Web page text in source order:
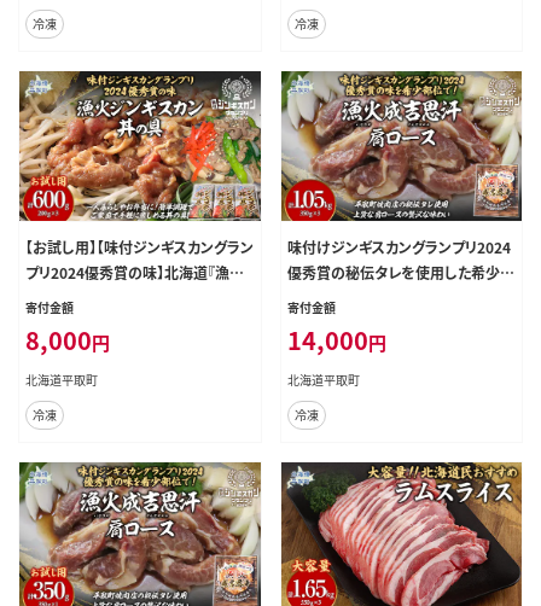
冷凍
冷凍
【お試し用】【味付ジンギスカングラン
プリ2024優秀賞の味】北海道『漁火
ジンギスカン丼の具』調理簡単！一人
パック BRTI025
寄付金額
8,000円
北海道平取町
冷凍
味付けジンギスカングランプリ2024
優秀賞の秘伝タレを使用した希少部
位『漁火成吉思汗肩ロース』350g×
寄付金額
14,000円
北海道平取町
冷凍